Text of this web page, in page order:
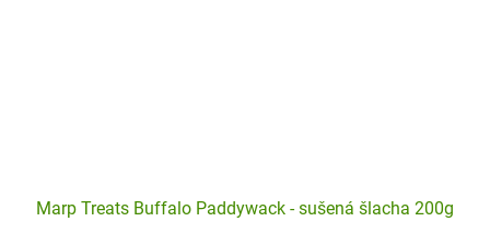
Marp Treats Buffalo Paddywack - sušená šlacha 200g